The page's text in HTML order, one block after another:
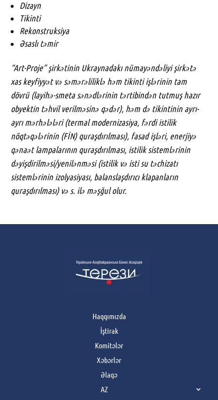
Dizayn
Tikinti
Rekonstruksiya
Əsaslı təmir
“Art-Proje” şirkətinin Ukraynadakı nümayəndəliyi şirkətə
xas keyfiyyət və səmərəliliklə həm tikinti işlərinin tam
dövrü (layihə-smeta sənədlərinin tərtibindən tutmuş hazır
obyektin təhvil verilməsinə qədər), həm də tikintinin ayrı-
ayrı mərhələləri (termal modernizasiya, fərdi istilik
nöqtəqələrinin (FİN) quraşdırılması), fasad işləri, enerjiyə
qənaət lampalarının quraşdırılması, istilik sistemlərinin
dəyişdirilməsi/yenilənməsi (istilik və isti su təchizatı
sistemlərinin izolyasiyası, balanslaşdırıcı klapanların
quraşdırılması) və s. ilə məşğul olur.
Haqqımızda
İştirak
Komitələr
Xəbərlər
Əlaqə
AZ